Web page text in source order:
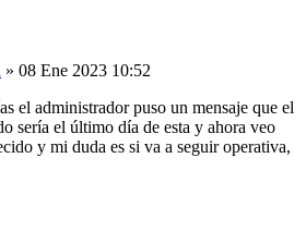
» 08 Ene 2023 10:52
el administrador puso un mensaje que el
sería el último día de esta y ahora veo
y mi duda es si va a seguir operativa,